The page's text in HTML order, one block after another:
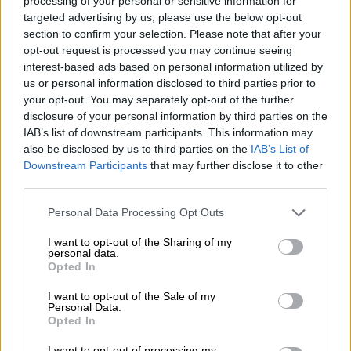
targeted advertising by us, please use the below opt-out
section to confirm your selection. Please note that after your
opt-out request is processed you may continue seeing
interest-based ads based on personal information utilized by
us or personal information disclosed to third parties prior to
your opt-out. You may separately opt-out of the further
disclosure of your personal information by third parties on the
IAB’s list of downstream participants. This information may
also be disclosed by us to third parties on the IAB’s List of
Downstream Participants that may further disclose it to other
Please note that this website/app uses one or more Google
not limited to your visit or usage behaviour. You may click to
grant or deny consent to Google and its third-party tags to
use your data for below specified purposes in below Google
consent section.
Personal Data Processing Opt Outs
I want to opt-out of the Sharing of my
personal data.
Opted In
I want to opt-out of the Sale of my
Personal Data.
Opted In
θανάτων και νοσούντων ελέγχονται ως
παραποιημένα.
4. Η έκθεση στην ακτινοβολία
οδήγησε σε αυξημένα ποσοστά
καρκίνου του θυρεοειδούς
Οι επιζώντες από εκείνους που εκτέθηκαν
στην ακτινοβολία, οδήγησε σε αυξημένο
των παιδιών και των εφήβων, περίπου πέντε
χρόνια μετά. Ενώ υπήρξαν 20.000
διαγνωσμένες περιπτώσεις μεταξύ 1991 και
2005, το συνολικό ποσοστό θνησιμότητας
από καρκίνο και άλλες άμεσες επιπτώσεις
ήταν χαμηλότερα από ό,τι είχε αρχικά